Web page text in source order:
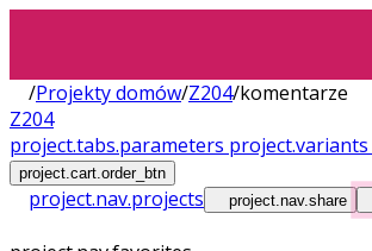
/Projekty domów/Z204/komentarze
Z204
project.tabs.parameters project.variants
project.cart.order_btn
project.nav.projects project.nav.share